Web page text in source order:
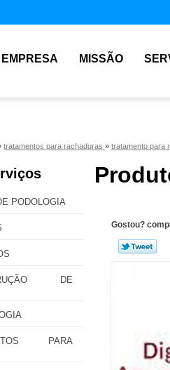
EMPRESA MISSÃO
tratamentos para rachaduras » tratamento para
PODOLOGIA
DE
PARA
Gostou?